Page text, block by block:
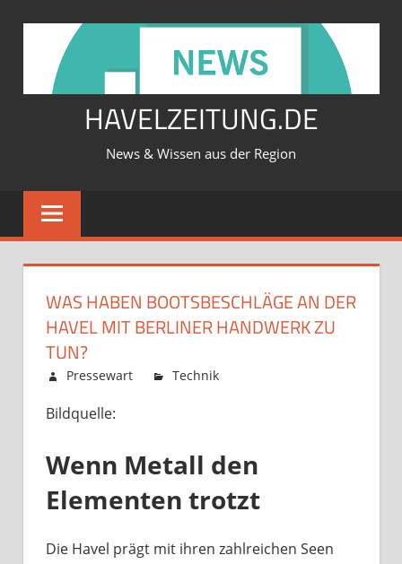
springen
HAVELZEITUNG.DE
News & Wissen aus der Region
WAS HABEN BOOTSBESCHLÄGE AN DER
HAVEL MIT BERLINER HANDWERK ZU
TUN?
Februar 12, 2026
Pressewart Technik
mit
Bildquelle:
Wenn Metall den
Elementen trotzt
Die Havel prägt mit ihren zahlreichen Seen